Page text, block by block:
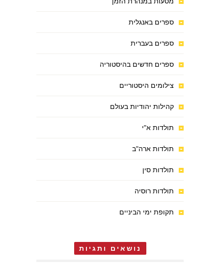
ספרים באנגלית
ספרים בעברית
ספרים חדשים בהיסטוריה
צילומים היסטוריים
קהילות יהודיות בעולם
תולדות א"י
תולדות ארה"ב
תולדות סין
תולדות רוסיה
תקופת ימי הביניים
נושאים ותגיות